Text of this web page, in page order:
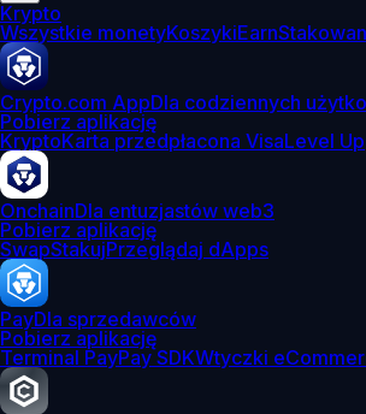
Krypto
Wszystkie monetyKoszykiEarn
Crypto.com AppDla codziennych
Pobierz aplikację
KryptoKarta przedpłacona VisaLevel Up
OnchainDla entuzjastów web3
Pobierz aplikację
SwapStakujPrzeglądaj dApps
PayDla sprzedawców
Pobierz aplikację
Terminal PayPay SDKWtyczki